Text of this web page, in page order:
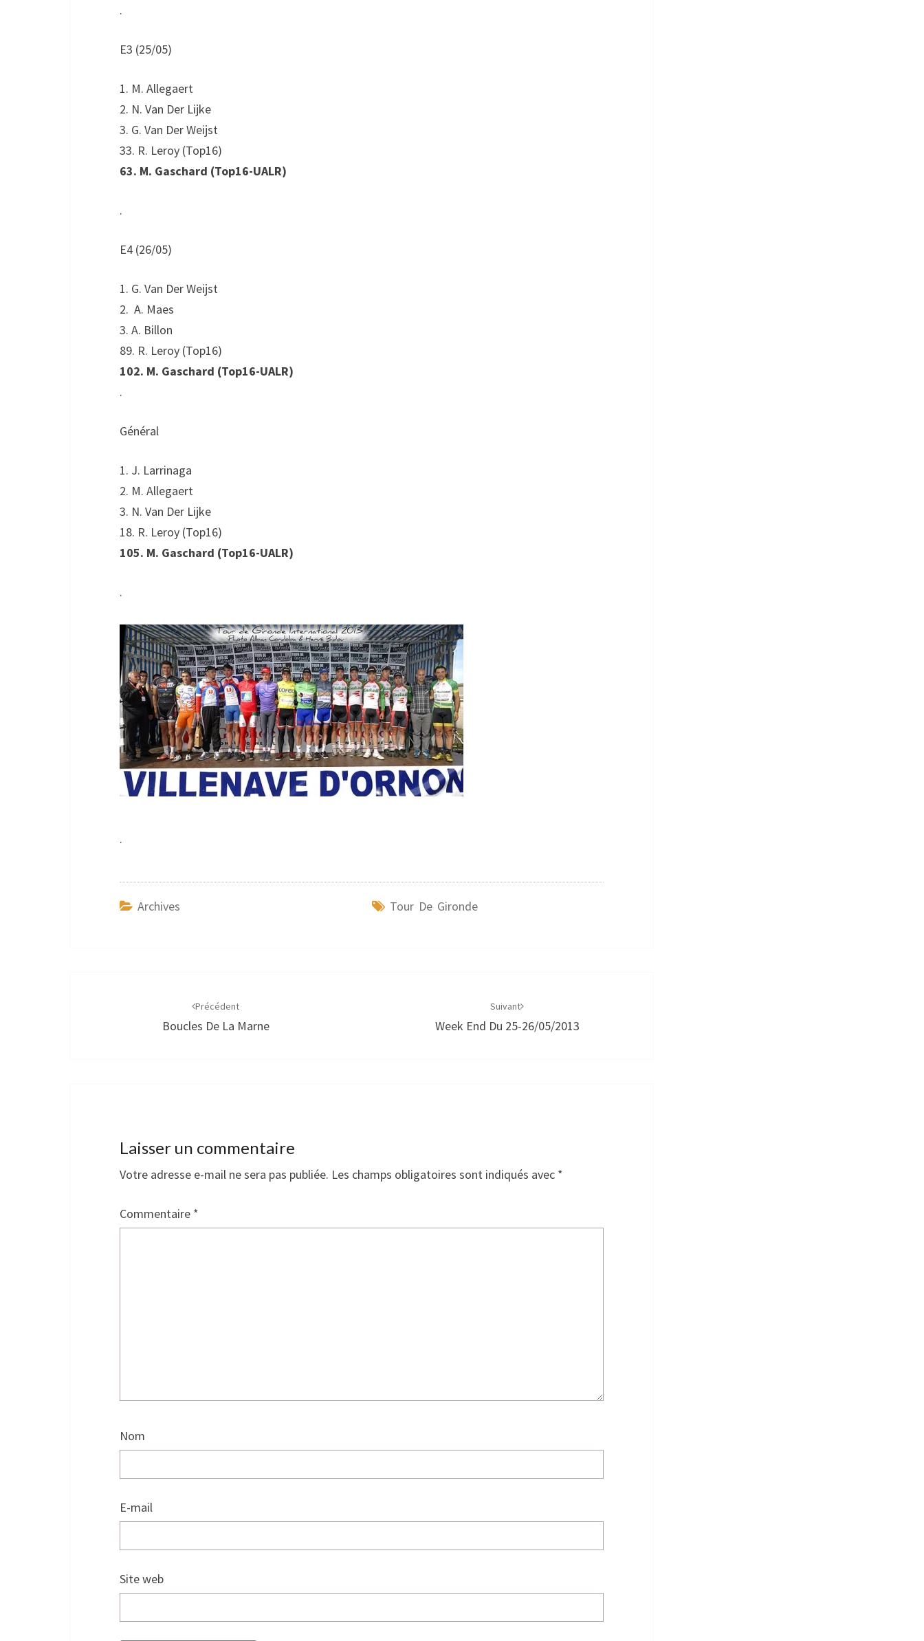
.
E3 (25/05)
1. M. Allegaert
2. N. Van Der Lijke
3. G. Van Der Weijst
33. R. Leroy (Top16)
63. M. Gaschard (Top16-UALR)
.
E4 (26/05)
1. G. Van Der Weijst
2. A. Maes
3. A. Billon
89. R. Leroy (Top16)
102. M. Gaschard (Top16-UALR)
.
Général
1. J. Larrinaga
2. M. Allegaert
3. N. Van Der Lijke
18. R. Leroy (Top16)
105. M. Gaschard (Top16-UALR)
.
.
Archives Tour De Gironde
Précédent
Boucles De La Marne
Suivant
Week End Du 25-26/05/2013
Laisser un commentaire
Votre adresse e-mail ne sera pas publiée. Les champs obligatoires sont indiqués avec *
Commentaire *
Nom
E-mail
Site web